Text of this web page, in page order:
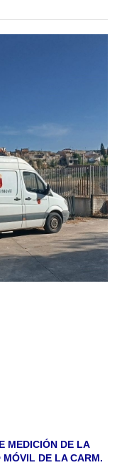
MEDICIÓN DE LA
DE LA CARM.